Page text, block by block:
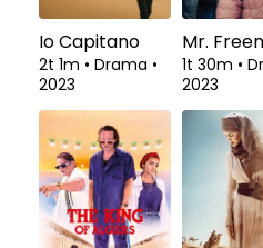
Io Capitano
2t 1m • Drama •
2023
Mr.
1t 30m •
2023